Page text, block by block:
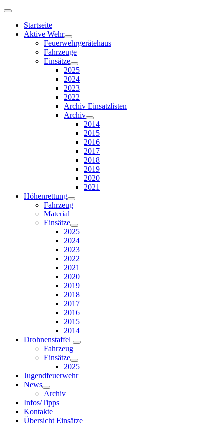
Startseite
Aktive Wehr
Feuerwehrgerätehaus
Fahrzeuge
Einsätze
2025
2024
2023
2022
Archiv Einsatzlisten
Archiv
2014
2015
2016
2017
2018
2019
2020
2021
Höhenrettung
Fahrzeug
Material
Einsätze
2025
2024
2023
2022
2021
2020
2019
2018
2017
2016
2015
2014
Drohnenstaffel
Fahrzeug
Einsätze
2025
Jugendfeuerwehr
News
Archiv
Infos/Tipps
Kontakte
Übersicht Einsätze